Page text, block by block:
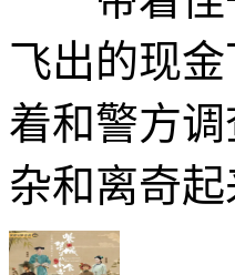
飞出的现
着和警方
杂和离奇起